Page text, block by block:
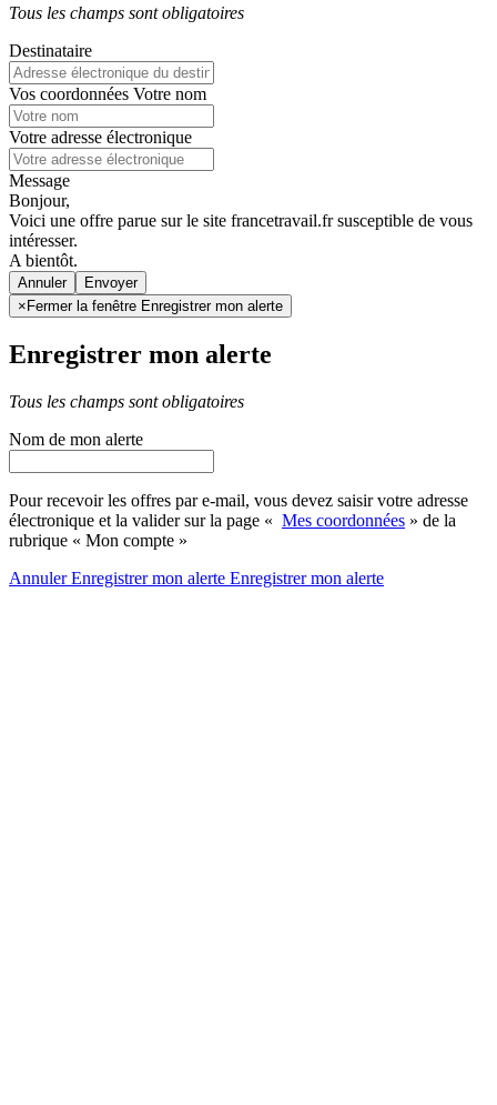
Tous les champs sont obligatoires
Destinataire
Vos coordonnées Votre nom
Votre adresse électronique
Message
Bonjour,
Voici une offre parue sur le site francetravail.fr susceptible de vous
intéresser.
A bientôt.
Annuler
× Fermer la fenêtre Enregistrer mon alerte
Enregistrer mon alerte
Tous les champs sont obligatoires
Nom de mon alerte
Pour recevoir les offres par e-mail, vous devez saisir votre adresse
électronique et la valider sur la page « Mes coordonnées » de la
rubrique « Mon compte »
AnnulerEnregistrer mon alerte Enregistrermon alerte